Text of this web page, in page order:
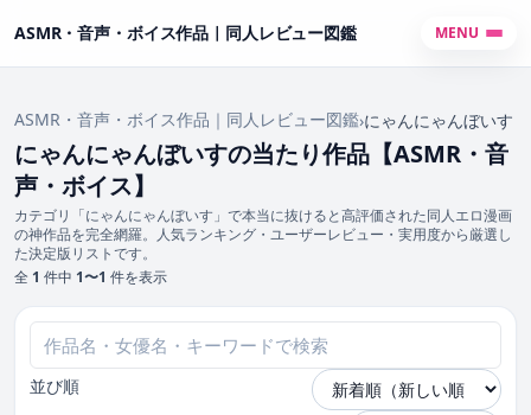
ASMR・音声・ボイス作品｜同人レビュー図鑑 MENU
ASMR・音声・ボイス作品｜同人レビュー図鑑›にゃんにゃんぼいす
にゃんにゃんぼいすの当たり作品【ASMR・音
声・ボイス】
カテゴリ「にゃんにゃんぼいす」で本当に抜けると高評価された同人エロ漫画
の神作品を完全網羅。人気ランキング・ユーザーレビュー・実用度から厳選し
た決定版リストです。
全 1 件中 1〜1 件を表示
並び順